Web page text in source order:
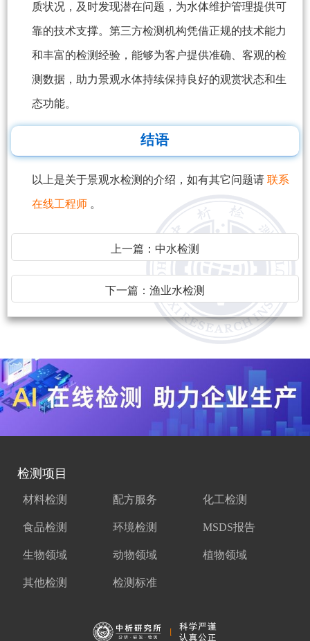
质状况，及时发现潜在问题，为水体维护管理提供可
靠的技术支撑。第三方检测机构凭借正规的技术能力
和丰富的检测经验，能够为客户提供准确、客观的检
测数据，助力景观水体持续保持良好的观赏状态和生
态功能。
结语
以上是关于景观水检测的介绍，如有其它问题请 联系
在线工程师 。
上一篇： 中水检测
下一篇： 渔业水检测
检测项目
材料检测 配方服务 化工检测
食品检测 环境检测 MSDS报告
生物领域 动物领域 植物领域
其他检测 检测标准